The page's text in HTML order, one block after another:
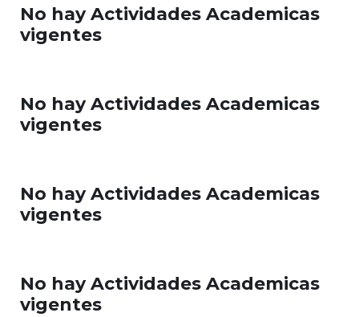
No hay Actividades Academicas
vigentes
No hay Actividades Academicas
vigentes
No hay Actividades Academicas
vigentes
No hay Actividades Academicas
vigentes